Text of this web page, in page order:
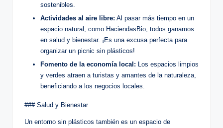
sostenibles.
Actividades al aire libre: Al pasar más tiempo en un
espacio natural, como HaciendasBio, todos ganamos
en salud y bienestar. ¡Es una excusa perfecta para
organizar un picnic sin plásticos!
Fomento de la economía local: Los espacios limpios
y verdes atraen a turistas y amantes de la naturaleza,
beneficiando a los negocios locales.
### Salud y Bienestar
Un entorno sin plásticos también es un espacio de